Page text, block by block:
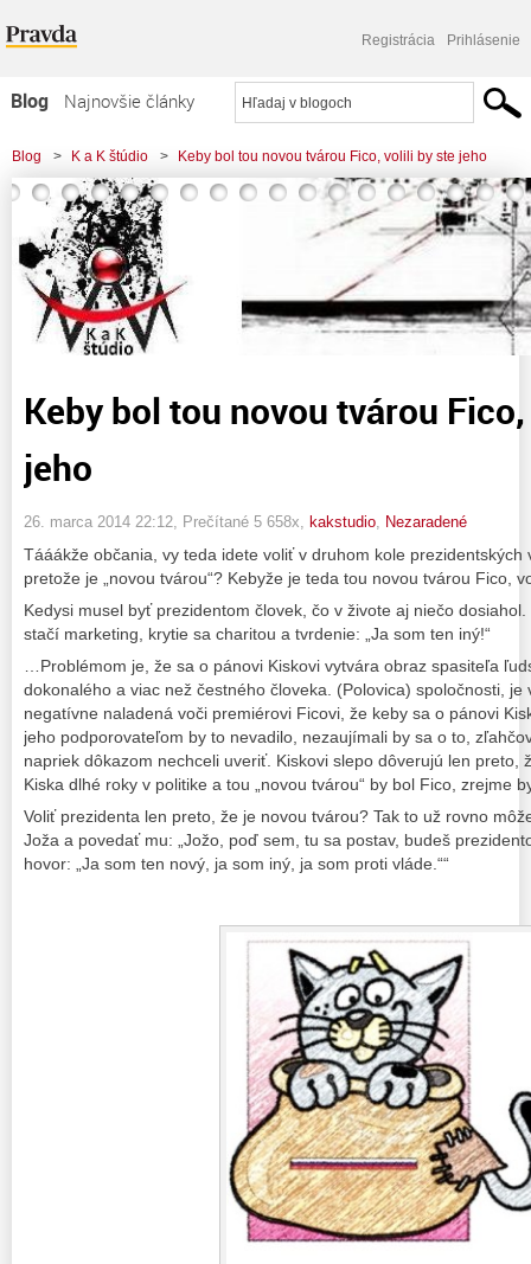
Registrácia Prihlásenie
Blog
Najnovšie články
Najčítanejšie články
Najkomentovanejšie články
Zoznam blogov
Komerčné blogy
Blog > K a K štúdio > Keby bol tou novou tvárou Fico, volili by ste jeho
Keby bol tou novou tvárou
jeho
26. marca 2014 22:12 , Prečítané 5 658x, kakstudio Nezaradené
Tááákže občania, vy teda idete voliť v druhom kole prezidentských
pretože je „novou tvárou“? Kebyže je teda tou novou tvárou Fico,
Kedysi musel byť prezidentom človek, čo v živote aj niečo
stačí marketing, krytie sa charitou a tvrdenie: „Ja som ten iný!“
…Problémom je, že sa o pánovi Kiskovi vytvára obraz spasiteľa
dokonalého a viac než čestného človeka. (Polovica) spoločnosti,
negatívne naladená voči premiérovi Ficovi, že keby sa o pánovi
jeho podporovateľom by to nevadilo, nezaujímali by sa o to,
napriek dôkazom nechceli uveriť. Kiskovi slepo dôverujú len preto,
Kiska dlhé roky v politike a tou „novou tvárou“ by bol Fico, zrejme
Voliť prezidenta len preto, že je novou tvárou? Tak to už rovno
Joža a povedať mu: „Jožo, poď sem, tu sa postav, budeš
hovor: „Ja som ten nový, ja som iný, ja som proti vláde.““